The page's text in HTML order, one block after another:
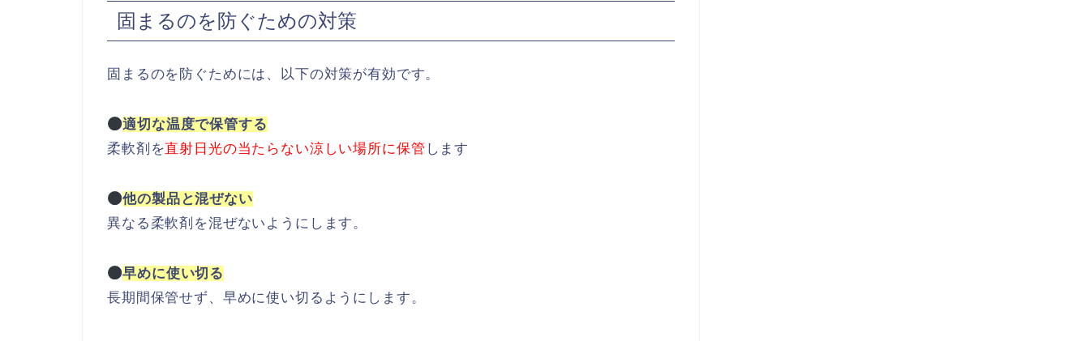
固まるのを防ぐための対策
固まるのを防ぐためには、以下の対策が有効です。
適切な温度で保管する
柔軟剤を直射日光の当たらない涼しい場所に保管 します
他の製品と混ぜない
異なる柔軟剤を混ぜないようにします。
早めに使い切る
長期間保管せず、早めに使い切るようにします。